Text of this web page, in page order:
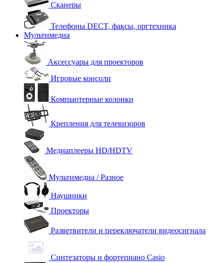
Сканеры
Телефоны DECT, факсы, оргтехника
Мультимедиа
Аксессуары для проекторов
Игровые консоли
Компьютерные колонки
Крепления для телевизоров
Медиаплееры HD/HDTV
Мультимедиа / Разное
Наушники
Проекторы
Разветвители и переключатели видеосигнала
Синтезаторы и фортепиано Casio